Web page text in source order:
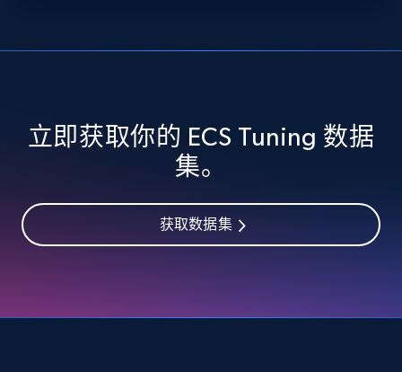
立即获取你的 ECS Tuning 数据
集。
获取数据集